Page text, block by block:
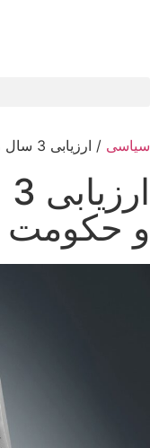
سیاسی / ارزیابی 3 سال روابط ایران و حکومت طالبان
و حکومت